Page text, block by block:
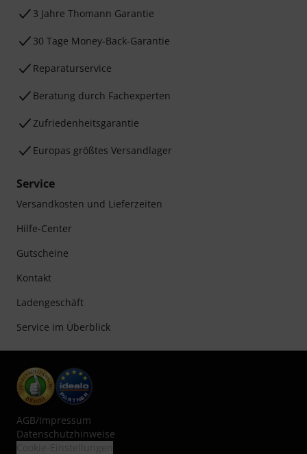
3 Jahre Thomann Garantie
30 Tage Money-Back-Garantie
Reparaturservice
Beratung durch Fachexperten
Zufriedenheitsgarantie
Europas größtes Versandlager
Service
Versandkosten und Lieferzeiten
Hilfe-Center
Gutscheine
Kontakt
Ladengeschäft
Service im Überblick
AGB/Impressum
Datenschutzhinweise